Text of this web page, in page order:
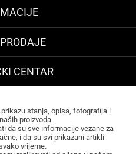
CENTAR
stanja, opisa, fotografija i
proizvoda.
da su sve informacije vezane za
i da su svi prikazani artikli
vrijeme.